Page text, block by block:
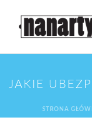
JAKIE
STRONA